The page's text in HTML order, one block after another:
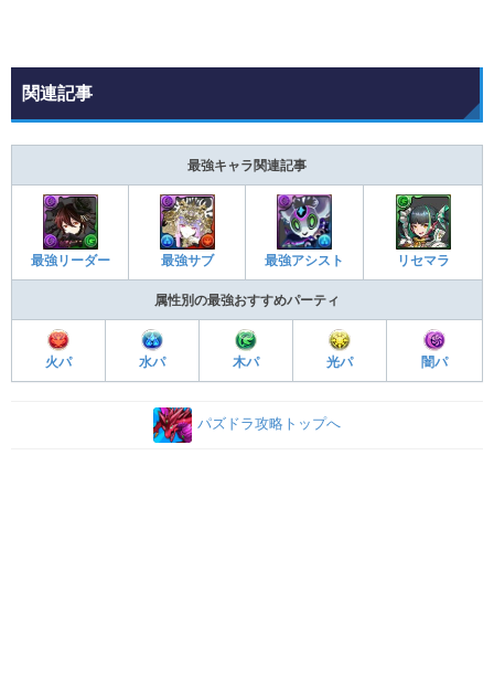
関連記事
最強キャラ関連記事
最強リーダー 最強サブ 最強アシスト リセマラ
属性別の最強おすすめパーティ
火パ 水パ 木パ 光パ 闇パ
パズドラ攻略トップへ